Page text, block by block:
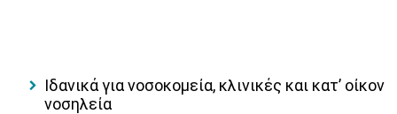
Ιδανικά για νοσοκομεία, κλινικές και κατ’ οίκον
νοσηλεία